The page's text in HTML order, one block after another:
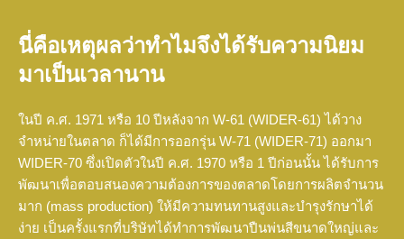
นี่คือเหตุผลว่าทำไมจึงได้รับความนิยม
มาเป็นเวลานาน
ในปี ค.ศ. 1971 หรือ 10 ปีหลังจาก W-61 (WIDER-61) ได้วาง
จำหน่ายในตลาด ก็ได้มีการออกรุ่น W-71 (WIDER-71) ออกมา
WIDER-70 ซึ่งเปิดตัวในปี ค.ศ. 1970 หรือ 1 ปีก่อนนั้น ได้รับการ
พัฒนาเพื่อตอบสนองความต้องการของตลาดโดยการผลิตจำนวน
มาก (mass production) ให้มีความทนทานสูงและบำรุงรักษาได้
ง่าย เป็นครั้งแรกที่บริษัทได้ทำการพัฒนาปืนพ่นสีขนาดใหญ่และ